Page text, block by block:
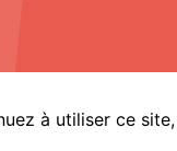
à utiliser ce